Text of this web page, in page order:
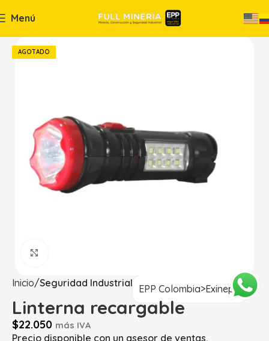
Menú
AGOTADO
Inicio Seguridad Industrial EPP Colombia>Exinepp
Linterna recargable
$22.050 más IVA
Precio disponible con un asesor de ventas.